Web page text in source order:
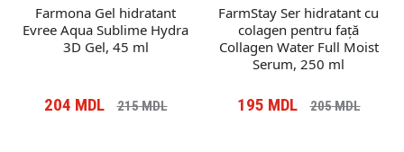
Farmona Gel hidratant
Evree Aqua Sublime Hydra
3D Gel, 45 ml
204 MDL 215MDL
FarmStay Ser hidratant cu
colagen pentru față
Collagen Water Full Moist
Serum, 250 ml
195 MDL 205MDL